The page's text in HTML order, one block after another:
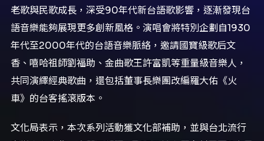
老歌與民歌成長，深受90年代新台語歌影響，逐漸發現台
語音樂能夠展現更多創新風格。演唱會將特別企劃自1930
年代至2000年代的台語音樂脈絡，邀請國寶級歌后文
香、嘻哈祖師劉福助、金曲歌王許富凱等重量級音樂人，
共同演繹經典歌曲，還包括董事長樂團改編羅大佑《火
車》的台客搖滾版本。
文化局表示，本次系列活動獲文化部補助，並與台北流行